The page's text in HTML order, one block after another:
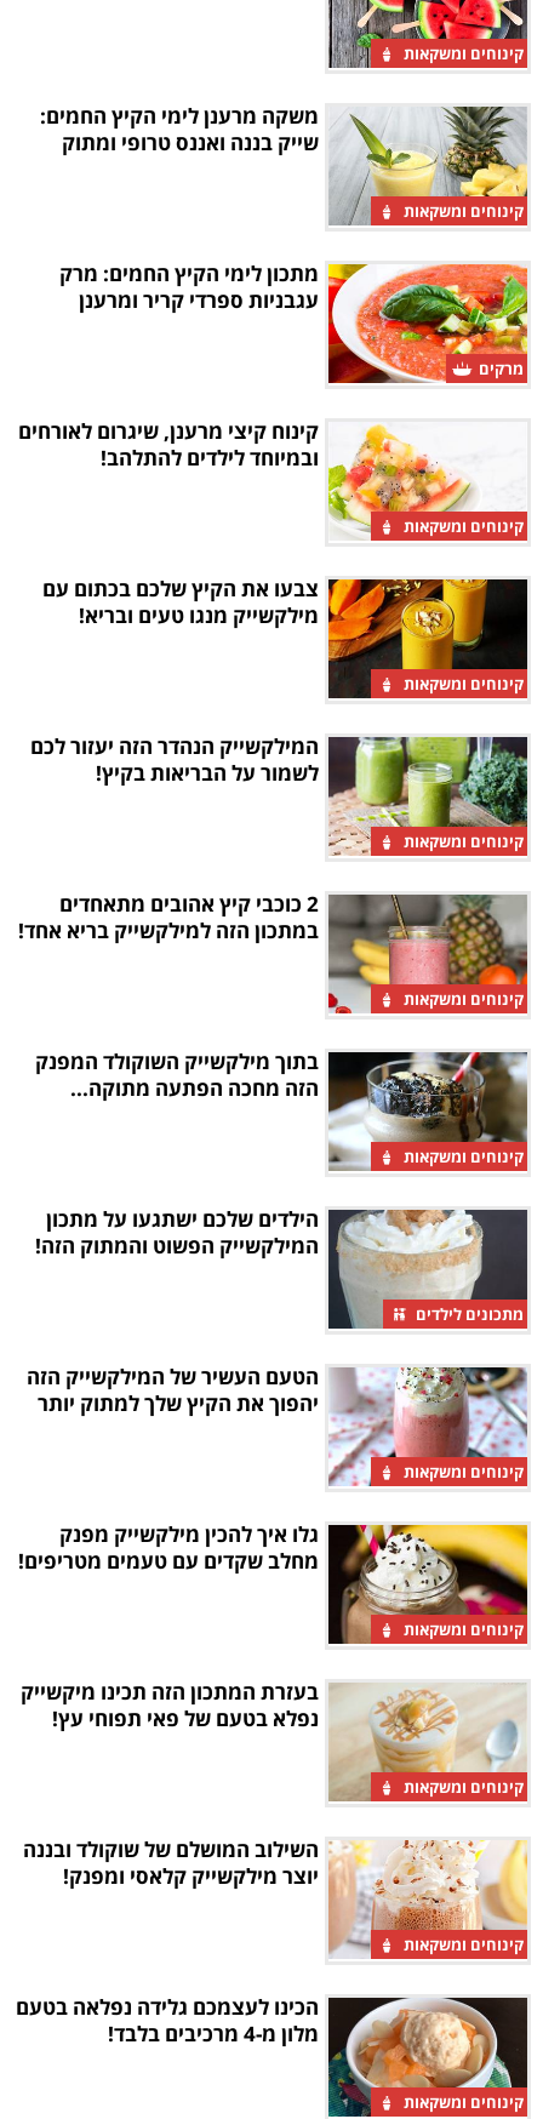
קינוחים ומשקאות
קינוחים ומשקאות
משקה מרענן לימי הקיץ החמים:
שייק בננה ואננס טרופי ומתוק
מרקים
מתכון לימי הקיץ החמים: מרק
עגבניות ספרדי קריר ומרענן
קינוחים ומשקאות
קינוח קיצי מרענן, שיגרום לאורחים
ובמיוחד לילדים להתלהב!
קינוחים ומשקאות
צבעו את הקיץ שלכם בכתום עם
מילקשייק מנגו טעים ובריא!
קינוחים ומשקאות
המילקשייק הנהדר הזה יעזור לכם
לשמור על הבריאות בקיץ!
קינוחים ומשקאות
2 כוכבי קיץ אהובים מתאחדים
במתכון הזה למילקשייק בריא אחד!
קינוחים ומשקאות
בתוך מילקשייק השוקולד המפנק
הזה מחכה הפתעה מתוקה...
מתכונים לילדים
הילדים שלכם ישתגעו על מתכון
המילקשייק הפשוט והמתוק הזה!
קינוחים ומשקאות
הטעם העשיר של המילקשייק הזה
יהפוך את הקיץ שלך למתוק יותר
קינוחים ומשקאות
גלו איך להכין מילקשייק מפנק
מחלב שקדים עם טעמים מטריפים!
קינוחים ומשקאות
בעזרת המתכון הזה תכינו מיקשייק
נפלא בטעם של פאי תפוחי עץ!
קינוחים ומשקאות
השילוב המושלם של שוקולד ובננה
יוצר מילקשייק קלאסי ומפנק!
קינוחים ומשקאות
הכינו לעצמכם גלידה נפלאה בטעם
מלון מ-4 מרכיבים בלבד!